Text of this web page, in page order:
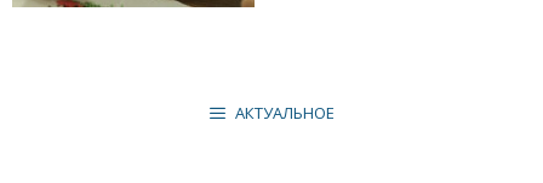
АКТУАЛЬНОЕ